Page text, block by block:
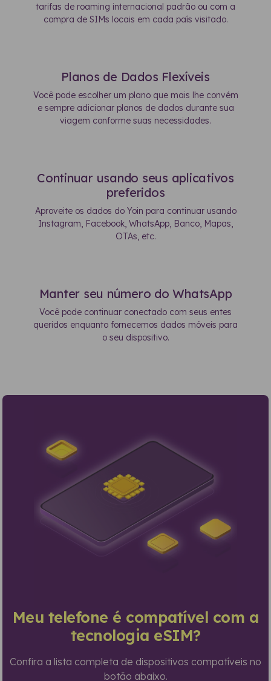
tarifas de roaming internacional padrão ou com a
compra de SIMs locais em cada país visitado.
Planos de Dados Flexíveis
Você pode escolher um plano que mais lhe convém
e sempre adicionar planos de dados durante sua
viagem conforme suas necessidades.
Continuar usando seus aplicativos
preferidos
Aproveite os dados do Yoin para continuar usando
Instagram, Facebook, WhatsApp, Banco, Mapas,
OTAs, etc.
Manter seu número do WhatsApp
Você pode continuar conectado com seus entes
queridos enquanto fornecemos dados móveis para
o seu dispositivo.
Meu telefone é compatível com a
tecnologia eSIM?
Confira a lista completa de dispositivos compatíveis no
botão abaixo.